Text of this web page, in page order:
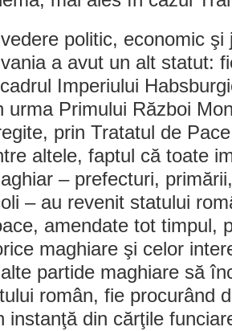
politic, economic
a avut un alt statut:
Imperiului
urma Primului Război
prin Tratatul de
altele, faptul că toate
– prefecturi,
– au revenit statului
amendate tot timpul,
maghiare şi celor
partide maghiare să
român, fie procurând
instanţă din cărţile